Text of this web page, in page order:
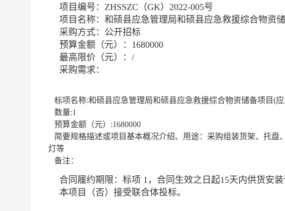
项目编号： ZHSSZC（GK）2022-005号
项目名称： 和硕县应急管理局和硕县应急救援综合物资
采购方式：公开招标
预算金额（元）： 1680000
最高限价（元）： /
采购需求：
标项名称:和硕县应急管理局和硕县应急救援综合物资储备项目(应
数量:1
预算金额（元）:1680000
简要规格描述或项目基本概况介绍、用途： 采购组装货架、托盘
灯等
备注：
合同履约期限： 标项 1，合同生效之日起15天内供货安
本项目（否）接受联合体投标。